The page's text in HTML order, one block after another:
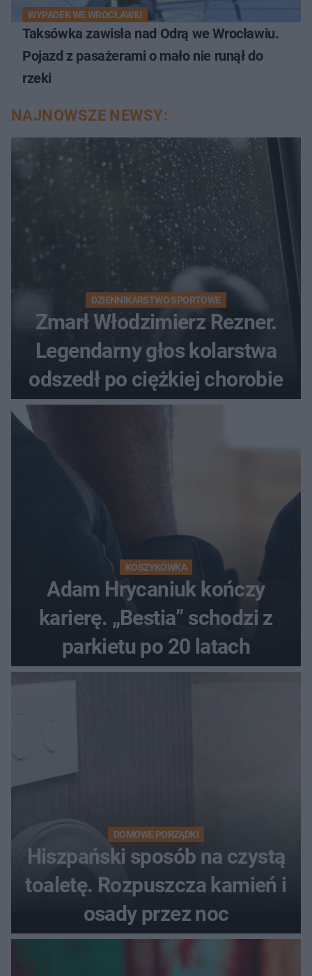
WYPADEK WE WROCŁAWIU
Taksówka zawisła nad Odrą we Wrocławiu.
Pojazd z pasażerami o mało nie runął do
rzeki
NAJNOWSZE NEWSY:
DZIENNIKARSTWO SPORTOWE
Zmarł Włodzimierz Rezner.
Legendarny głos kolarstwa
odszedł po ciężkiej chorobie
KOSZYKÓWKA
Adam Hrycaniuk kończy
karierę. „Bestia” schodzi z
parkietu po 20 latach
DOMOWE PORZĄDKI
Hiszpański sposób na czystą
toaletę. Rozpuszcza kamień i
osady przez noc